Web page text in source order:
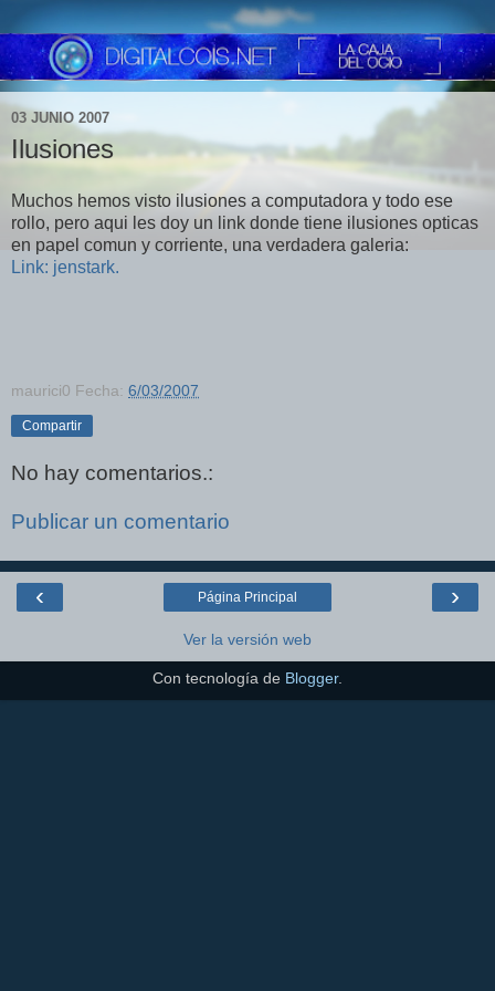
03 JUNIO 2007
Ilusiones
Muchos hemos visto ilusiones a computadora y todo ese
rollo, pero aqui les doy un link donde tiene ilusiones opticas
en papel comun y corriente, una verdadera galeria:
Link: jenstark.
maurici0 Fecha: 6/03/2007
Compartir
No hay comentarios.:
Publicar un comentario
‹ ›
Página Principal
Ver la versión web
Con tecnología de Blogger.